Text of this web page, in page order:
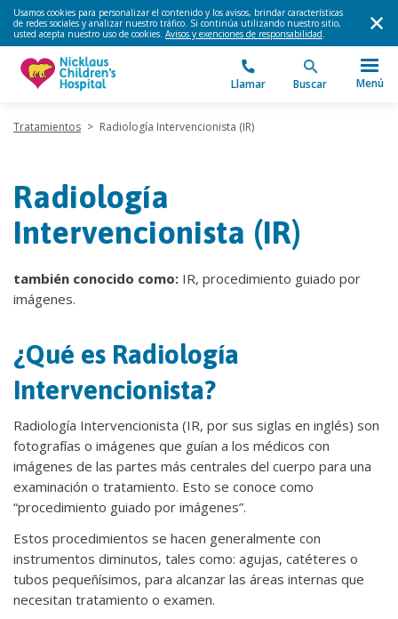
Usamos cookies para personalizar el contenido y los avisos, brindar características
de redes sociales y analizar nuestro tráfico. Si continúa utilizando nuestro sitio,
usted acepta nuestro uso de cookies. Avisos y exenciones de responsabilidad.
Llamar Buscar Menú
Tratamientos > Radiología Intervencionista (IR)
Radiología
Intervencionista (IR)
también conocido como: IR, procedimiento guiado por
imágenes.
¿Qué es Radiología
Intervencionista?
Radiología Intervencionista (IR, por sus siglas en inglés) son
fotografías o imágenes que guían a los médicos con
imágenes de las partes más centrales del cuerpo para una
examinación o tratamiento. Esto se conoce como
“procedimiento guiado por imágenes”.
Estos procedimientos se hacen generalmente con
instrumentos diminutos, tales como: agujas, catéteres o
tubos pequeñísimos, para alcanzar las áreas internas que
necesitan tratamiento o examen.